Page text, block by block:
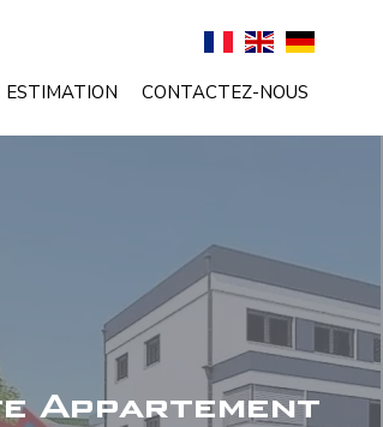
ESTIMATION CONTACTEZ-NOUS
Appartement